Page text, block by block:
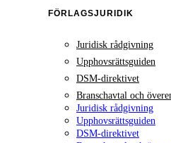
FÖRLAGSJURIDIK
Juridisk rådgivning
Upphovsrättsguiden
DSM-direktivet
Branschavtal och
Juridisk rådgivning
Upphovsrättsguiden
DSM-direktivet